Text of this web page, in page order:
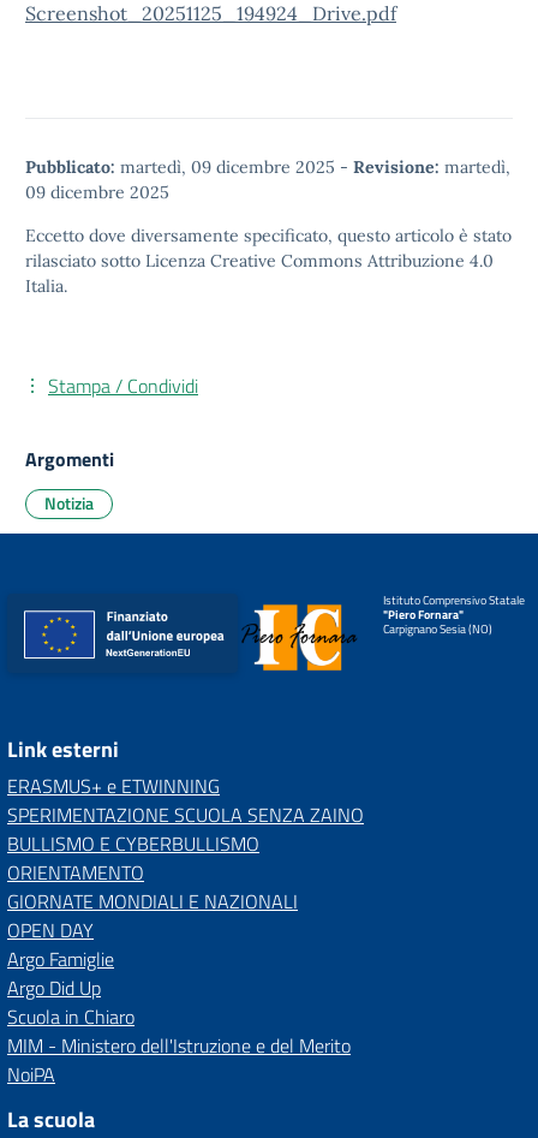
Screenshot_20251125_194924_Drive.pdf
Pubblicato: martedì, 09 dicembre 2025 - Revisione: martedì,
09 dicembre 2025
Eccetto dove diversamente specificato, questo articolo è stato
rilasciato sotto Licenza Creative Commons Attribuzione 4.0
Italia.
Stampa / Condividi
Argomenti
Notizia
Istituto Comprensivo Statale
"Piero Fornara"
Carpignano Sesia (NO)
Link esterni
ERASMUS+ e ETWINNING
SPERIMENTAZIONE SCUOLA SENZA ZAINO
BULLISMO E CYBERBULLISMO
ORIENTAMENTO
GIORNATE MONDIALI E NAZIONALI
OPEN DAY
Argo Famiglie
Argo Did Up
Scuola in Chiaro
MIM - Ministero dell'Istruzione e del Merito
NoiPA
La scuola